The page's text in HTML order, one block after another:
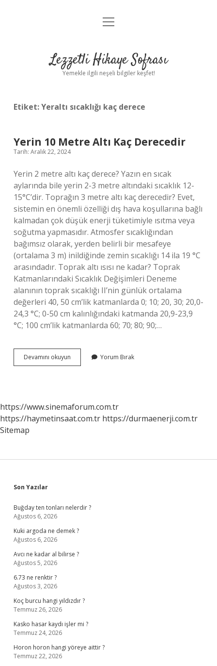
Anasayfa
Yasal Uyarı
menüyü
Lezzetli Hikaye Sofrası
Yemekle ilgili neşeli bilgiler keşfet!
Etiket:Yeraltı sıcaklığı kaç derece
Yerin 10 Metre Altı Kaç Derecedir
Tarih: Aralık 22, 2024
Yerin 2 metre altı kaç derece? Yazın en sıcak
aylarında bile yerin 2-3 metre altındaki sıcaklık 12-
15°C’dir. Toprağın 3 metre altı kaç derecedir? Evet,
sistemin en önemli özelliği dış hava koşullarına bağlı
kalmadan çok düşük enerji tüketimiyle ısıtma veya
soğutma yapmasıdır. Atmosfer sıcaklığından
bağımsız olarak, yerden belirli bir mesafeye
(ortalama 3 m) inildiğinde zemin sıcaklığı 14 ila 19 °C
arasındadır. Toprak altı ısısı ne kadar? Toprak
Katmanlarındaki Sıcaklık Değişimleri Deneme
alanının toprak sıcaklığı II’nin günlük ortalama
değerleri 40, 50 cm’lik katmanlarda 0; 10; 20, 30; 20,0-
24,3 °C; 0-50 cm kalınlığındaki katmanda 20,9-23,9
°C; 100 cm’lik katmanlarda 60; 70; 80; 90;…
Devamını okuyun
10
Yorum Bırak
https://www.sinemaforum.com.tr
https://haymetinsaat.com.tr https://durmaenerji.com.tr
Sitemap
Sidebar
Son Yazılar
Buğday ten tonları nelerdir ?
Ağustos 6, 2026
Kuki argoda ne demek ?
Ağustos 6, 2026
Avcı ne kadar al bilirse ?
Ağustos 5, 2026
6.73 ne renktir ?
Ağustos 3, 2026
Koç burcu hangi yıldızdır ?
Temmuz 26, 2026
Kasko hasar kaydı işler mi ?
Temmuz 24, 2026
Horon horon hangi yöreye aittir ?
Temmuz 22, 2026